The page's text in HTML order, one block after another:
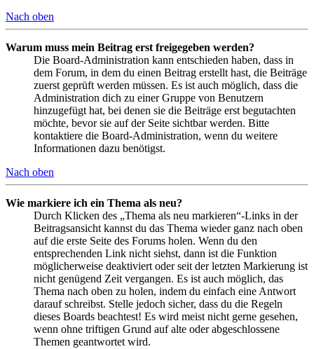
Nach oben
Warum muss mein Beitrag erst freigegeben werden?
Die Board-Administration kann entschieden haben, dass in
dem Forum, in dem du einen Beitrag erstellt hast, die Beiträge
zuerst geprüft werden müssen. Es ist auch möglich, dass die
Administration dich zu einer Gruppe von Benutzern
hinzugefügt hat, bei denen sie die Beiträge erst begutachten
möchte, bevor sie auf der Seite sichtbar werden. Bitte
kontaktiere die Board-Administration, wenn du weitere
Informationen dazu benötigst.
Nach oben
Wie markiere ich ein Thema als neu?
Durch Klicken des „Thema als neu markieren“-Links in der
Beitragsansicht kannst du das Thema wieder ganz nach oben
auf die erste Seite des Forums holen. Wenn du den
entsprechenden Link nicht siehst, dann ist die Funktion
möglicherweise deaktiviert oder seit der letzten Markierung ist
nicht genügend Zeit vergangen. Es ist auch möglich, das
Thema nach oben zu holen, indem du einfach eine Antwort
darauf schreibst. Stelle jedoch sicher, dass du die Regeln
dieses Boards beachtest! Es wird meist nicht gerne gesehen,
wenn ohne triftigen Grund auf alte oder abgeschlossene
Themen geantwortet wird.